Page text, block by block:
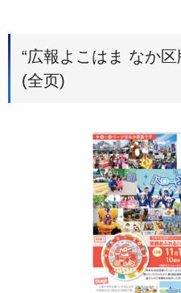
“広報よこはま なか
(全页)